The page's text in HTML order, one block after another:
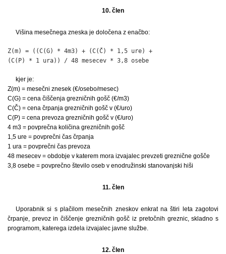
10. člen
Višina mesečnega zneska je določena z enačbo:
Z(m) = ((C(G) * 4m3) + (C(Č) * 1,5 ure) +
(C(P) * 1 ura)) / 48 mesecev * 3,8 osebe
kjer je:
Z(m) = mesečni znesek (€/osebo/mesec)
C(G) = cena čiščenja grezničnih gošč (€/m3)
C(Č) = cena črpanja grezničnih gošč v (€/uro)
C(P) = cena prevoza grezničnih gošč v (€/uro)
4 m3 = povprečna količina grezničnih gošč
1,5 ure = povprečni čas črpanja
1 ura = povprečni čas prevoza
48 mesecev = obdobje v katerem mora izvajalec prevzeti greznične gošče
3,8 osebe = povprečno število oseb v enodružinski stanovanjski hiši
11. člen
Uporabnik si s plačilom mesečnih zneskov enkrat na štiri leta zagotovi
črpanje, prevoz in čiščenje grezničnih gošč iz pretočnih greznic, skladno s
programom, katerega izdela izvajalec javne službe.
12. člen